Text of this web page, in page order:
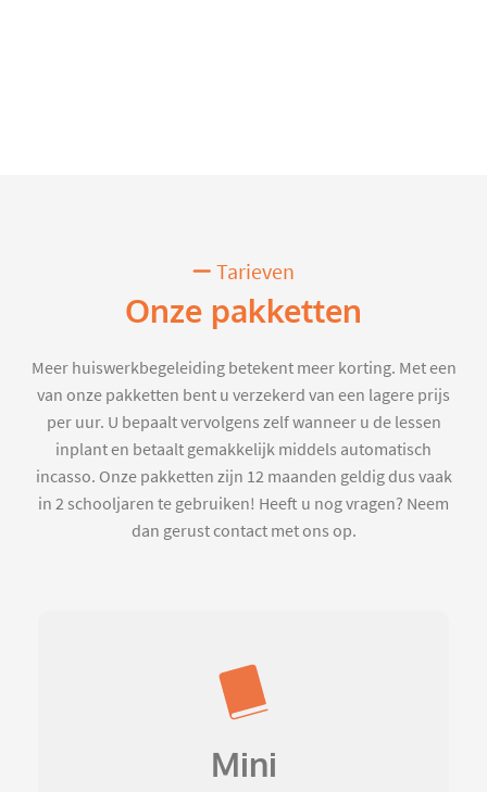
Tarieven
Onze pakketten
Meer huiswerkbegeleiding betekent meer korting. Met een
van onze pakketten bent u verzekerd van een lagere prijs
per uur. U bepaalt vervolgens zelf wanneer u de lessen
inplant en betaalt gemakkelijk middels automatisch
incasso. Onze pakketten zijn 12 maanden geldig dus vaak
in 2 schooljaren te gebruiken! Heeft u nog vragen? Neem
dan gerust contact met ons op.
Mini